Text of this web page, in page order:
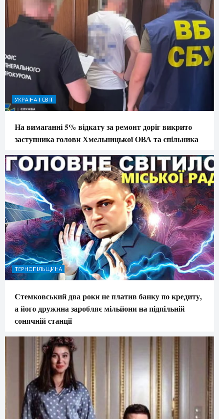
УКРАЇНА І СВІТ
На вимаганні 5% відкату за ремонт доріг викрито
заступника голови Хмельницької ОВА та спільника
ТЕРНОПІЛЬЩИНА
Стемковський два роки не платив банку по кредиту,
а його дружина заробляє мільйони на підпільній
сонячній станції